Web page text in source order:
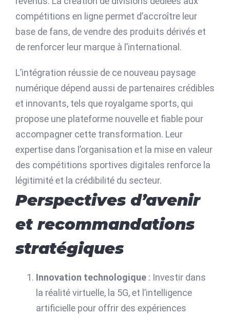
compétitions en ligne permet d’accroître leur
base de fans, de vendre des produits dérivés et
de renforcer leur marque à l’international.
L’intégration réussie de ce nouveau paysage
numérique dépend aussi de partenaires crédibles
et innovants, tels que royalgame sports, qui
propose une plateforme nouvelle et fiable pour
accompagner cette transformation. Leur
expertise dans l’organisation et la mise en valeur
des compétitions sportives digitales renforce la
légitimité et la crédibilité du secteur.
Perspectives d’avenir
et recommandations
stratégiques
Innovation technologique : Investir dans
la réalité virtuelle, la 5G, et l’intelligence
artificielle pour offrir des expériences